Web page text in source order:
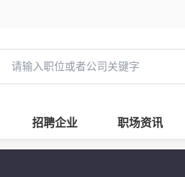
招聘企业 职场资讯